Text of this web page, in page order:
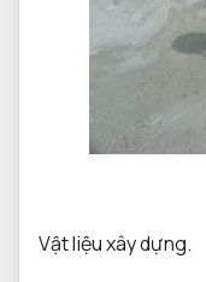
Vật liệu xây dựng.